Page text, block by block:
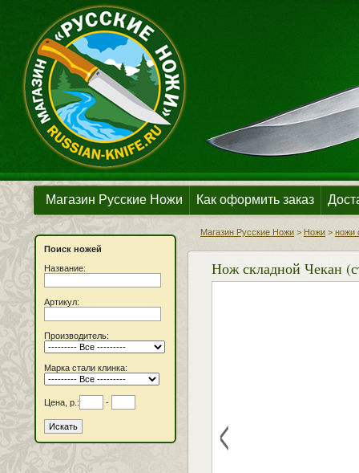
Магазин Русские Ножи Как оформить заказ
Поиск ножей
Название:
Артикул:
Производитель:
Марка стали клинка:
Цена, р.: -
Магазин Русские Ножи > Ножи > ножи
Нож складной Чекан
<